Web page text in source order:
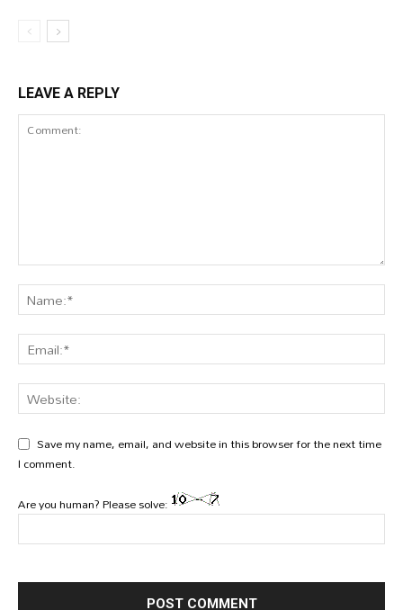
LEAVE A REPLY
Save my name, email, and website in this browser for the next time
I comment.
Are you human? Please solve: